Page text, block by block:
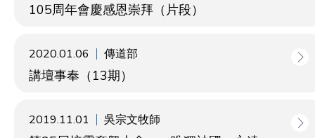
105周年會慶感恩崇拜（片段）
2020.01.06 傳道部
講壇事奉（13期）
2019.11.01 吳宗文牧師